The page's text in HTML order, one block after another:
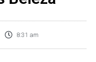
8:31 am